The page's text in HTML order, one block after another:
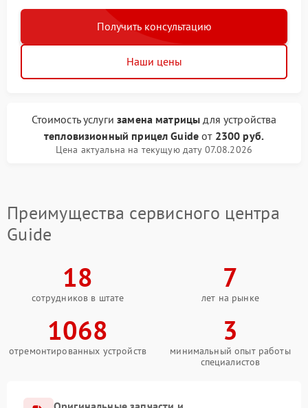
Получить консультацию
Наши цены
Стоимость услугизамена матрицы для устройства
тепловизионный прицел Guide от 2300 руб.
Цена актуальна на текущую дату 07.08.2026
Преимущества сервисного центра
Guide
18
сотрудников в штате
7
лет на рынке
1068
отремонтированных устройств
3
минимальный опыт работы
специалистов